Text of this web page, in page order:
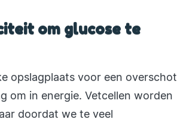
om glucose te
opslagplaats voor een overschot
om in energie. Vetcellen worden
doordat we te veel